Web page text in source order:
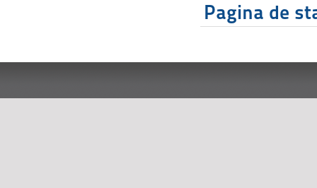
Pagina de